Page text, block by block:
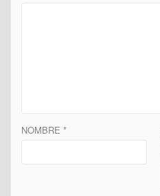
NOMBRE *